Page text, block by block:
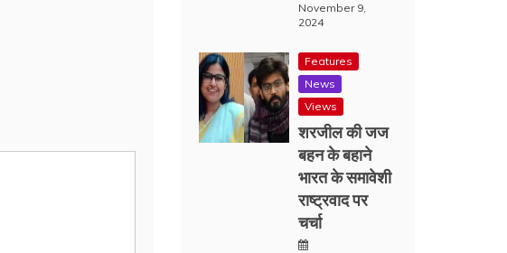
November 9,
2024
Features
News
Views
शरजील की जज
बहन के बहाने
भारत के समावेशी
राष्ट्रवाद पर
चर्चा